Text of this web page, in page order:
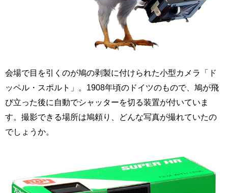
会場で目を引くのが鳩の剥製に付けられた小型カメラ「ド
ッペル・スポルト」。1908年頃のドイツのもので、鳩が飛
び立った後に自動でシャッターを切る装置が付いていま
す。撮影できる場所は鳩頼り、どんな写真が撮れていたの
でしょうか。